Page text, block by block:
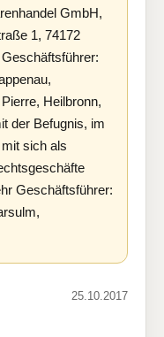
GmbH,
1, 74172
Heilbronn,
der Befugnis, im
sich als
Geschäftsführer:
25.10.2017